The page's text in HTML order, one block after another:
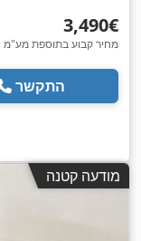
‏3,490 ‏€
מחיר קבוע בתוספת מע"מ
התקשר
מודעה קטנה